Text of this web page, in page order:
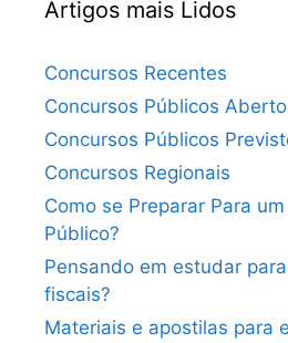
Artigos mais Lidos
Concursos Recentes
Concursos Públicos
Concursos Públicos
Concursos Regionais
Como se Preparar Para
Público?
Pensando em estudar
fiscais?
Materiais e apostilas para